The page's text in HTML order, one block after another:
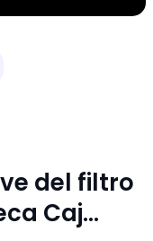
del filtro
Caj...